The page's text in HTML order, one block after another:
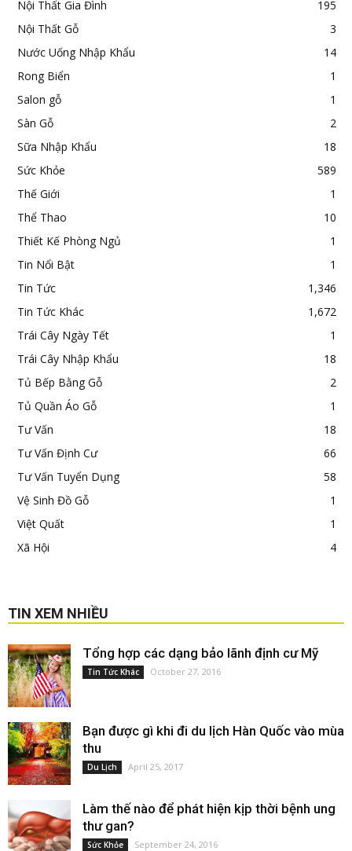
Nội Thất Gia Đình
195
Nội Thất Gỗ
3
Nước Uống Nhập Khẩu
14
Rong Biển
1
Salon gỗ
1
Sàn Gỗ
2
Sữa Nhập Khẩu
18
Sức Khỏe
589
Thế Giới
1
Thể Thao
10
Thiết Kế Phòng Ngủ
1
Tin Nổi Bật
1
Tin Tức
1,346
Tin Tức Khác
1,672
Trái Cây Ngày Tết
1
Trái Cây Nhập Khẩu
18
Tủ Bếp Bằng Gỗ
2
Tủ Quần Áo Gỗ
1
Tư Vấn
18
Tư Vấn Định Cư
66
Tư Vấn Tuyển Dụng
58
Vệ Sinh Đồ Gỗ
1
Việt Quất
1
Xã Hội
4
TIN XEM NHIỀU
Tổng hợp các dạng bảo lãnh định cư Mỹ
Tin Tức Khác October 27, 2016
Bạn được gì khi đi du lịch Hàn Quốc vào mùa
thu
Du Lịch April 25, 2017
Làm thế nào để phát hiện kịp thời bệnh ung
thư gan?
Sức Khỏe September 24, 2016